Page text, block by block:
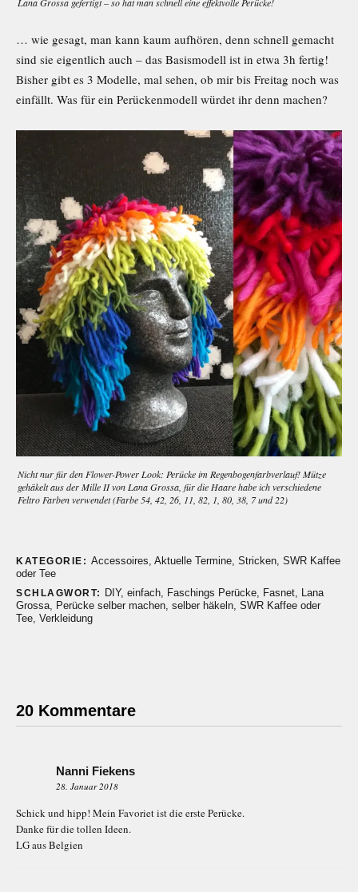
… wie gesagt, man kann kaum aufhören, denn schnell gemacht
sind sie eigentlich auch – das Basismodell ist in etwa 3h fertig!
Bisher gibt es 3 Modelle, mal sehen, ob mir bis Freitag noch was
einfällt. Was für ein Perückenmodell würdet ihr denn machen?
Nicht nur für den Flower-Power Look: Perücke im Regenbogenfarbverlauf! Mütze
gehäkelt aus der Mille II von Lana Grossa, für die Haare habe ich verschiedene
Feltro Farben verwendet (Farbe 54, 42, 26, 11, 82, 1, 80, 38, 7 und 22)
KATEGORIE: Accessoires Aktuelle Termine, Stricken, SWR Kaffee
oder Tee
SCHLAGWORT: DIY, einfach Faschings Perücke Fasnet Lana
Grossa Perücke selber machen selber häkeln SWR Kaffee oder
Tee Verkleidung
20 Kommentare
Nanni Fiekens
28. Januar 2018
Schick und hipp! Mein Favoriet ist die erste Perücke.
Danke für die tollen Ideen.
LG aus Belgien